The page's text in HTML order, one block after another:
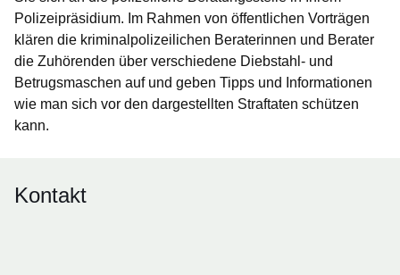
Polizeipräsidium. Im Rahmen von öffentlichen Vorträgen
klären die kriminalpolizeilichen Beraterinnen und Berater
die Zuhörenden über verschiedene Diebstahl- und
Betrugsmaschen auf und geben Tipps und Informationen
wie man sich vor den dargestellten Straftaten schützen
kann.
Kontakt